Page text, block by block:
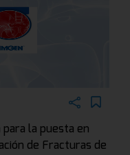
para la puesta en
de Fracturas de